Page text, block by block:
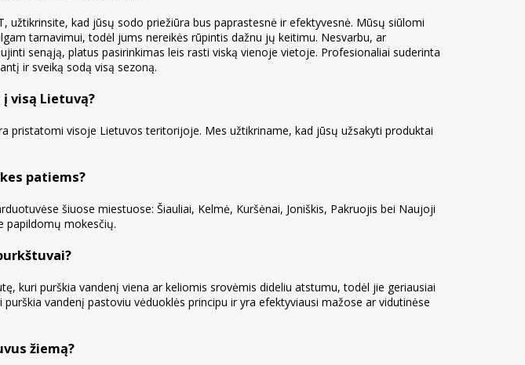
užtikrinsite, kad jūsų sodo priežiūra bus paprastesnė ir efektyvesnė. Mūsų siūlomi
tarnavimui, todėl jums nereikės rūpintis dažnu jų keitimu. Nesvarbu, ar
senąją, platus pasirinkimas leis rasti viską vienoje vietoje. Profesionaliai suderinta
ir sveiką sodą visą sezoną.
visą Lietuvą?
pristatomi visoje Lietuvos teritorijoje. Mes užtikriname, kad jūsų užsakyti produktai
patiems?
šiuose miestuose: Šiauliai, Kelmė, Kuršėnai, Joniškis, Pakruojis bei Naujoji
papildomų mokesčių.
kuri purškia vandenį viena ar keliomis srovėmis dideliu atstumu, todėl jie geriausiai
vandenį pastoviu vėduoklės principu ir yra efektyviausi mažose ar vidutinėse
žiemą?